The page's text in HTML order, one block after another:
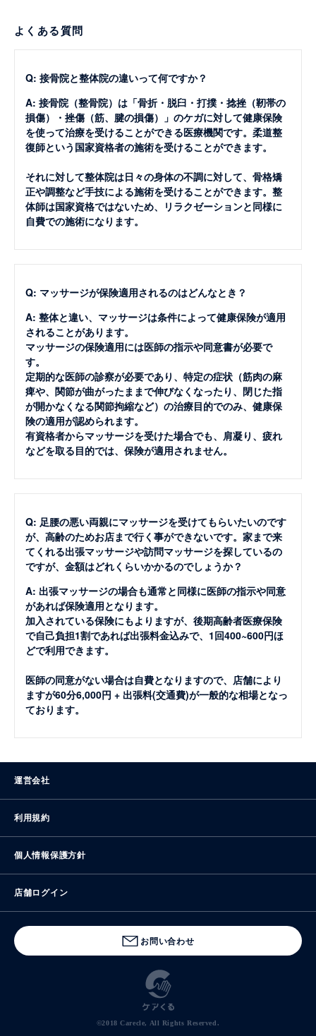
よくある質問
Q: 接骨院と整体院の違いって何ですか？
A: 接骨院（整骨院）は「骨折・脱臼・打撲・捻挫（靭帯の
損傷）・挫傷（筋、腱の損傷）」のケガに対して健康保険
を使って治療を受けることができる医療機関です。柔道整
復師という国家資格者の施術を受けることができます。
それに対して整体院は日々の身体の不調に対して、骨格矯
正や調整など手技による施術を受けることができます。整
体師は国家資格ではないため、リラクゼーションと同様に
自費での施術になります。
Q: マッサージが保険適用されるのはどんなとき？
A: 整体と違い、マッサージは条件によって健康保険が適用
されることがあります。
マッサージの保険適用には医師の指示や同意書が必要で
す。
定期的な医師の診察が必要であり、特定の症状（筋肉の麻
痺や、関節が曲がったままで伸びなくなったり、閉じた指
が開かなくなる関節拘縮など）の治療目的でのみ、健康保
険の適用が認められます。
有資格者からマッサージを受けた場合でも、肩凝り、疲れ
などを取る目的では、保険が適用されません。
Q: 足腰の悪い両親にマッサージを受けてもらいたいのです
が、高齢のためお店まで行く事ができないです。家まで来
てくれる出張マッサージや訪問マッサージを探しているの
ですが、金額はどれくらいかかるのでしょうか？
A: 出張マッサージの場合も通常と同様に医師の指示や同意
があれば保険適用となります。
加入されている保険にもよりますが、後期高齢者医療保険
で自己負担1割であれば出張料金込みで、1回400~600円ほ
どで利用できます。
医師の同意がない場合は自費となりますので、店舗により
ますが60分6,000円 + 出張料(交通費)が一般的な相場となっ
ております。
運営会社
利用規約
個人情報保護方針
店舗ログイン
お問い合わせ
©2018 Carecle, All Rights Reserved.